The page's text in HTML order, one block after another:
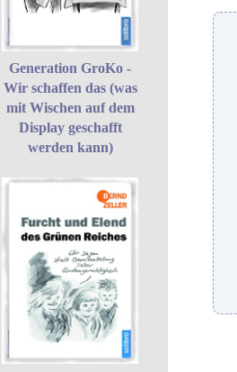
Generation GroKo -
Wir schaffen das (was
mit Wischen auf dem
Display geschafft
werden kann)